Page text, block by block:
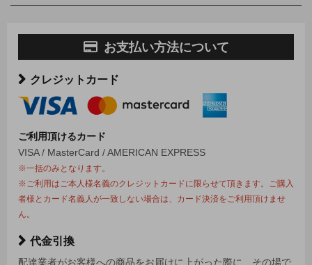
お支払い方法について
クレジットカード
ご利用頂けるカード
VISA / MasterCard / AMERICAN EXPRESS
※一括のみとなります。
※ご利用はご本人様名義のクレジットカードに限らせて頂きます。ご購入
者様とカード名義人が一致しない場合は、カード決済をご利用頂けませ
ん。
代金引換
配達業者がお客様への商品をお届けに上がった際に、その場で